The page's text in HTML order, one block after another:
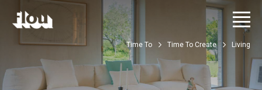
Time To Time To Create Living